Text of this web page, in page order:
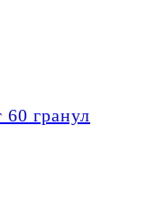
гранул